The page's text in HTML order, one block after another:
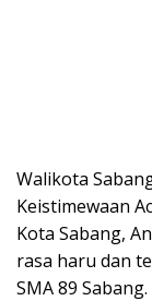
Walikota
Keistimewaan
Kota Sabang,
rasa haru dan
SMA 89